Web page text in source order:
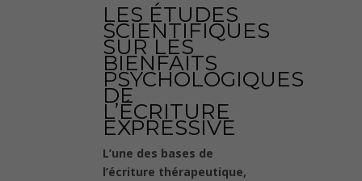
LES ÉTUDES
SCIENTIFIQUES
SUR LES
BIENFAITS
PSYCHOLOGIQUES
DE
L’ÉCRITURE
EXPRESSIVE
L’une des bases de
l’écriture thérapeutique,